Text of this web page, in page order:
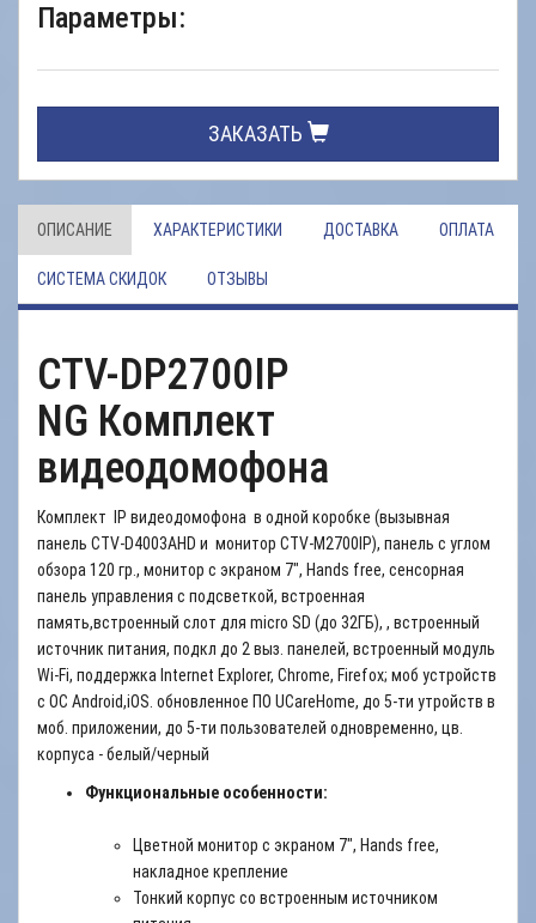
Параметры:
ЗАКАЗАТЬ
ОПИСАНИЕ ХАРАКТЕРИСТИКИ ДОСТАВКА ОПЛАТА
СИСТЕМА СКИДОК ОТЗЫВЫ
CTV-DP2700IP
NG Комплект
видеодомофона
Комплект IP видеодомофона в одной коробке (вызывная
панель CTV-D4003AHD и монитор CTV-M2700IP), панель с углом
обзора 120 гр., монитор с экраном 7", Hands free, cенсорная
панель управления с подсветкой, встроенная
память,встроенный слот для micro SD (до 32ГБ), , встроенный
источник питания, подкл до 2 выз. панелей, встроенный модуль
Wi-Fi, поддержка Internet Explorer, Chrome, Firefox; моб устройств
с ОС Android,iOS. обновленное ПО UCareHome, до 5-ти утройств в
моб. приложении, до 5-ти пользователей одновременно, цв.
корпуса - белый/черный
Функциональные особенности:
Цветной монитор с экраном 7", Hands free,
накладное крепление
Тонкий корпус со встроенным источником